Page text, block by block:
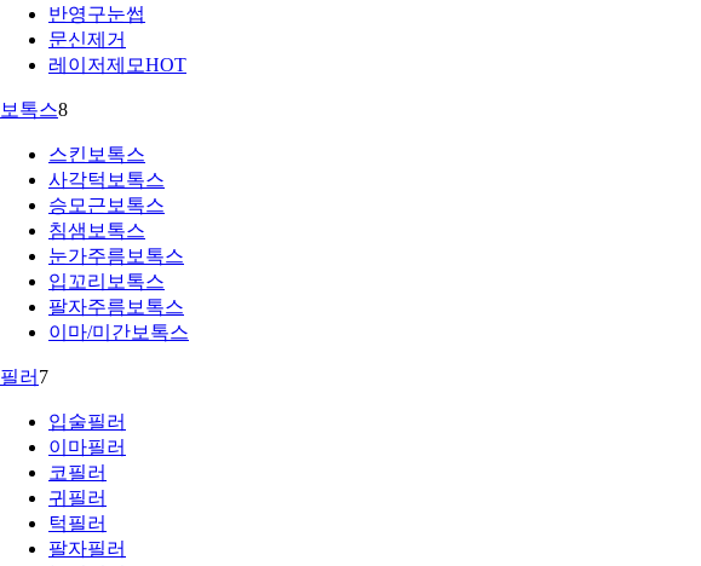
반영구눈썹
문신제거
레이저제모HOT
보톡스8
스킨보톡스
사각턱보톡스
승모근보톡스
침샘보톡스
눈가주름보톡스
입꼬리보톡스
팔자주름보톡스
이마/미간보톡스
필러 7
입술필러
이마필러
코필러
귀필러
턱필러
팔자필러